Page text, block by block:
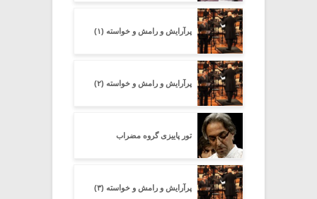
پرآرایش و رامش و خواسته (۱)
پرآرایش و رامش و خواسته (۲)
تور پاییزی گروه مضراب
پرآرایش و رامش و خواسته (۳)